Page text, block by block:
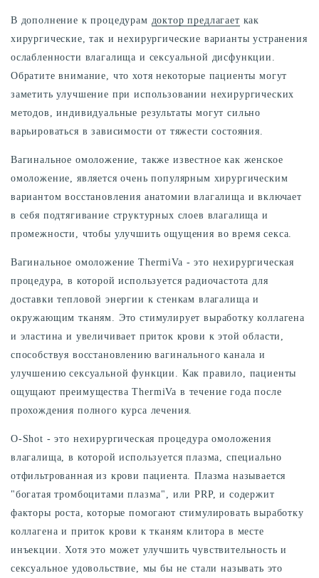
В дополнение к процедурам доктор предлагает как
хирургические, так и нехирургические варианты устранения
ослабленности влагалища и сексуальной дисфункции.
Обратите внимание, что хотя некоторые пациенты могут
заметить улучшение при использовании нехирургических
методов, индивидуальные результаты могут сильно
варьироваться в зависимости от тяжести состояния.
Вагинальное омоложение, также известное как женское
омоложение, является очень популярным хирургическим
вариантом восстановления анатомии влагалища и включает
в себя подтягивание структурных слоев влагалища и
промежности, чтобы улучшить ощущения во время секса.
Вагинальное омоложение ThermiVa - это нехирургическая
процедура, в которой используется радиочастота для
доставки тепловой энергии к стенкам влагалища и
окружающим тканям. Это стимулирует выработку коллагена
и эластина и увеличивает приток крови к этой области,
способствуя восстановлению вагинального канала и
улучшению сексуальной функции. Как правило, пациенты
ощущают преимущества ThermiVa в течение года после
прохождения полного курса лечения.
O-Shot - это нехирургическая процедура омоложения
влагалища, в которой используется плазма, специально
отфильтрованная из крови пациента. Плазма называется
"богатая тромбоцитами плазма", или PRP, и содержит
факторы роста, которые помогают стимулировать выработку
коллагена и приток крови к тканям клитора в месте
инъекции. Хотя это может улучшить чувствительность и
сексуальное удовольствие, мы бы не стали называть это